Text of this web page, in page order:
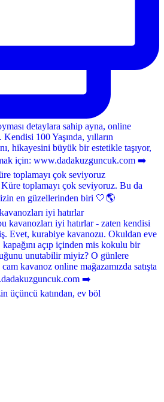
toplamayı çok seviyoruz
iyi hatırlar
üçüncü katından, ev böl